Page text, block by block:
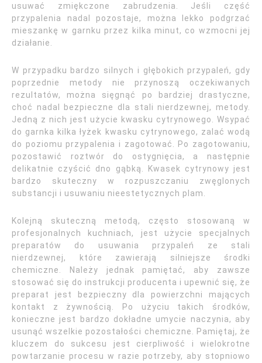
usuwać zmiękczone zabrudzenia. Jeśli część
przypalenia nadal pozostaje, można lekko podgrzać
mieszankę w garnku przez kilka minut, co wzmocni jej
działanie.
W przypadku bardzo silnych i głębokich przypaleń, gdy
poprzednie metody nie przynoszą oczekiwanych
rezultatów, można sięgnąć po bardziej drastyczne,
choć nadal bezpieczne dla stali nierdzewnej, metody.
Jedną z nich jest użycie kwasku cytrynowego. Wsypać
do garnka kilka łyżek kwasku cytrynowego, zalać wodą
do poziomu przypalenia i zagotować. Po zagotowaniu,
pozostawić roztwór do ostygnięcia, a następnie
delikatnie czyścić dno gąbką. Kwasek cytrynowy jest
bardzo skuteczny w rozpuszczaniu zwęglonych
substancji i usuwaniu nieestetycznych plam.
Kolejną skuteczną metodą, często stosowaną w
profesjonalnych kuchniach, jest użycie specjalnych
preparatów do usuwania przypaleń ze stali
nierdzewnej, które zawierają silniejsze środki
chemiczne. Należy jednak pamiętać, aby zawsze
stosować się do instrukcji producenta i upewnić się, że
preparat jest bezpieczny dla powierzchni mających
kontakt z żywnością. Po użyciu takich środków,
konieczne jest bardzo dokładne umycie naczynia, aby
usunąć wszelkie pozostałości chemiczne. Pamiętaj, że
kluczem do sukcesu jest cierpliwość i wielokrotne
powtarzanie procesu w razie potrzeby, aby stopniowo